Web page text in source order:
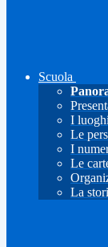
Scuola
I luoghi
Le
I
Le
La